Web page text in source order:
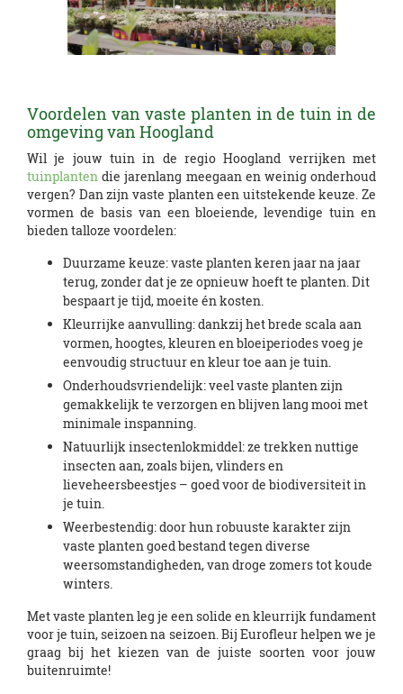
Voordelen van vaste planten in de tuin in de
omgeving van Hoogland
Wil je jouw tuin in de regio Hoogland verrijken met
tuinplanten die jarenlang meegaan en weinig onderhoud
vergen? Dan zijn vaste planten een uitstekende keuze. Ze
vormen de basis van een bloeiende, levendige tuin en
bieden talloze voordelen:
Duurzame keuze: vaste planten keren jaar na jaar
terug, zonder dat je ze opnieuw hoeft te planten. Dit
bespaart je tijd, moeite én kosten.
Kleurrijke aanvulling: dankzij het brede scala aan
vormen, hoogtes, kleuren en bloeiperiodes voeg je
eenvoudig structuur en kleur toe aan je tuin.
Onderhoudsvriendelijk: veel vaste planten zijn
gemakkelijk te verzorgen en blijven lang mooi met
minimale inspanning.
Natuurlijk insectenlokmiddel: ze trekken nuttige
insecten aan, zoals bijen, vlinders en
lieveheersbeestjes – goed voor de biodiversiteit in
je tuin.
Weerbestendig: door hun robuuste karakter zijn
vaste planten goed bestand tegen diverse
weersomstandigheden, van droge zomers tot koude
winters.
Met vaste planten leg je een solide en kleurrijk fundament
voor je tuin, seizoen na seizoen. Bij Eurofleur helpen we je
graag bij het kiezen van de juiste soorten voor jouw
buitenruimte!